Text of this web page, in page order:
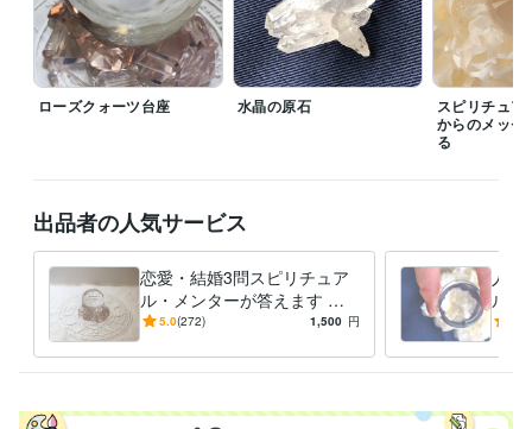
得意分野
占い スピリチュアル・メンター タロット ダウジング
恋愛 仕事 人生
ローズクォーツ台座 水晶の原石
スピリチュア
からのメッセ
る
出品者の人気サービス
恋愛・結婚3問スピリチュア
ル・メンターが答えます 恋
愛/結婚/婚活/復活愛/複雑愛/
5.0(272) 1,500 円
人
ル・
練の
定